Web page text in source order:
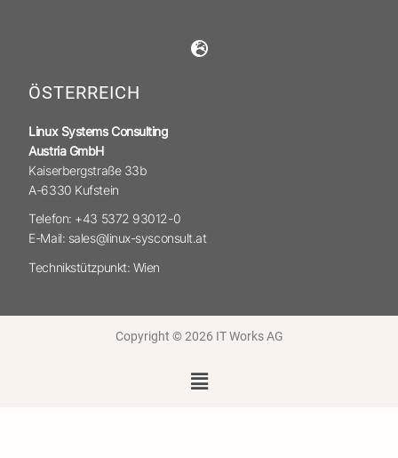
ÖSTERREICH
Linux Systems Consulting
Austria GmbH
Kaiserbergstraße 33b
A-6330 Kufstein
Telefon: +43 5372 93012-0
E-Mail: sales@linux-sysconsult.at
Technikstützpunkt: Wien
Copyright © 2026 IT Works AG
Menü